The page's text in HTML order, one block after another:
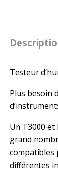
Testeur
Plus besoin
Un T3000 et
grand
compatibles
différentes